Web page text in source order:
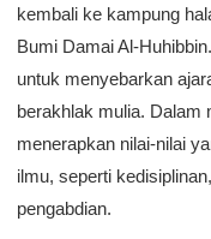
kembali ke kampung
Bumi Damai Al-
untuk menyebarkan
berakhlak mulia. Dalam
menerapkan nilai-nilai
ilmu, seperti
pengabdian.